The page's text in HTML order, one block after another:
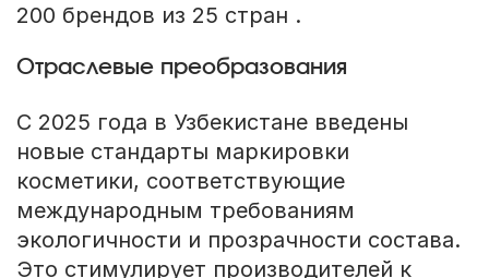
200 брендов из 25 стран .
Отраслевые преобразования
С 2025 года в Узбекистане введены
новые стандарты маркировки
косметики, соответствующие
международным требованиям
экологичности и прозрачности состава.
Это стимулирует производителей к